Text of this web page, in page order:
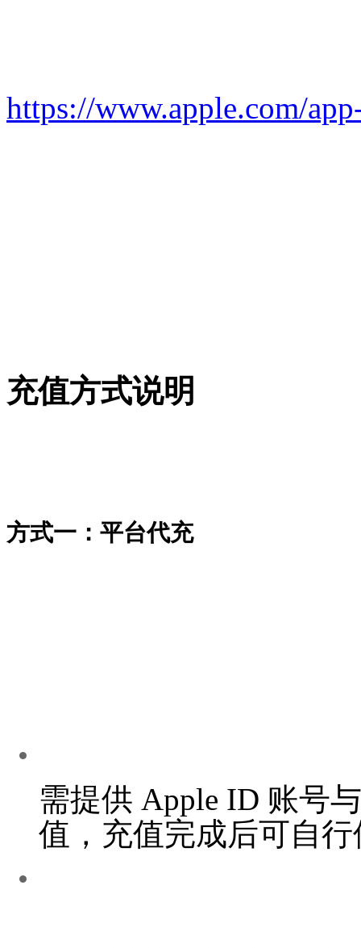
https://www.apple.com/
充值方式说明
方式一：平台代充
需提供 Apple ID 账号
值，充值完成后可自